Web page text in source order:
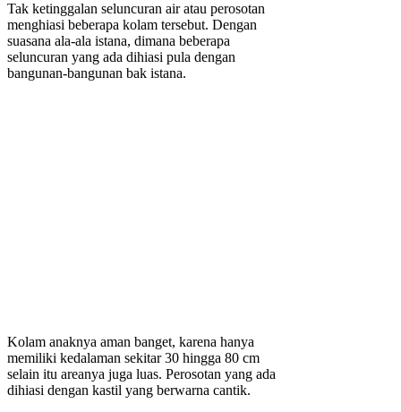
Tak ketinggalan seluncuran air atau perosotan
menghiasi beberapa kolam tersebut. Dengan
suasana ala-ala istana, dimana beberapa
seluncuran yang ada dihiasi pula dengan
bangunan-bangunan bak istana.
Kolam anaknya aman banget, karena hanya
memiliki kedalaman sekitar 30 hingga 80 cm
selain itu areanya juga luas. Perosotan yang ada
dihiasi dengan kastil yang berwarna cantik.